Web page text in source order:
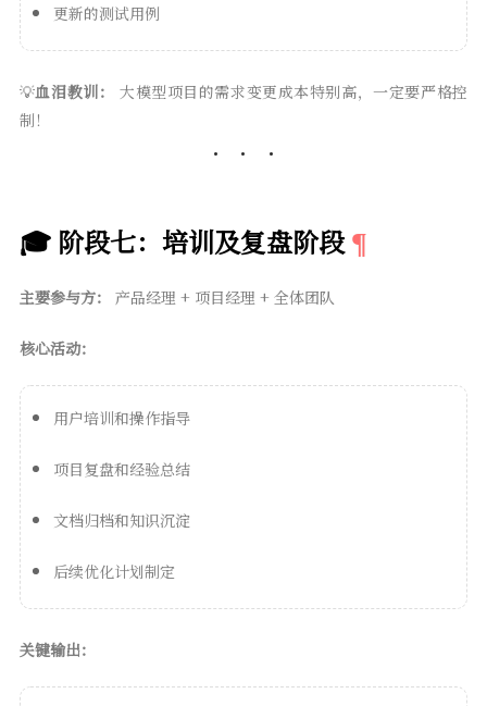
更新的测试用例
💡血泪教训：
大模型项目的需求变更成本特别高，一定要严格控
制！
🎓 阶段七：培训及复盘阶段
主要参与方： 产品经理 + 项目经理 + 全体团队
核心活动：
用户培训和操作指导
项目复盘和经验总结
文档归档和知识沉淀
后续优化计划制定
关键输出：